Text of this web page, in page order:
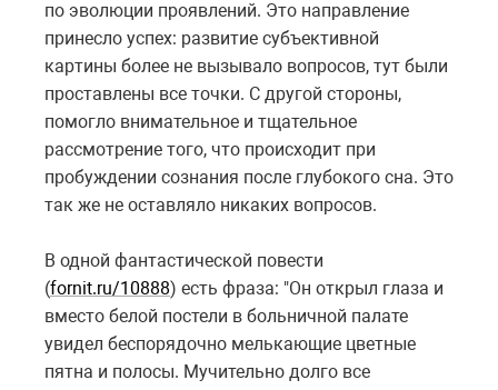
по эволюции проявлений. Это направление
принесло успех: развитие субъективной
картины более не вызывало вопросов, тут были
проставлены все точки. С другой стороны,
помогло внимательное и тщательное
рассмотрение того, что происходит при
пробуждении сознания после глубокого сна. Это
так же не оставляло никаких вопросов.
В одной фантастической повести
(fornit.ru/10888) есть фраза: "Он открыл глаза и
вместо белой постели в больничной палате
увидел беспорядочно мелькающие цветные
пятна и полосы. Мучительно долго все